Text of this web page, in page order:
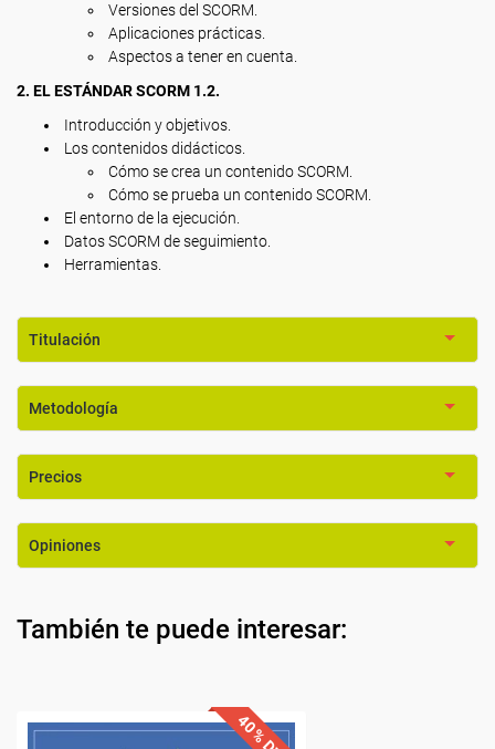
Versiones del SCORM.
Aplicaciones prácticas.
Aspectos a tener en cuenta.
2. EL ESTÁNDAR SCORM 1.2.
Introducción y objetivos.
Los contenidos didácticos.
Cómo se crea un contenido SCORM.
Cómo se prueba un contenido SCORM.
El entorno de la ejecución.
Datos SCORM de seguimiento.
Herramientas.
Titulación
Metodología
Precios
Opiniones
También te puede interesar: